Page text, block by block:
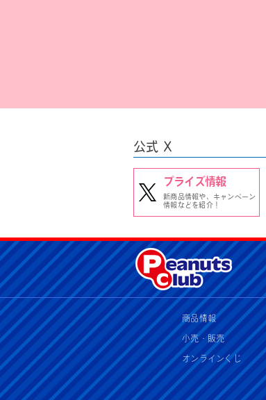
公式 X
プライズ情報
新商品情報や、キャンペーン
情報などを紹介！
商品情報
小売・販売
オンラインくじ